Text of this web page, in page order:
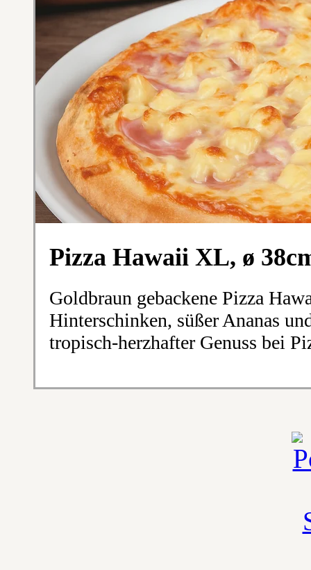
Pizza Hawaii XL, ø
Goldbraun gebackene Pizza
Hinterschinken, süßer Ananas
tropisch-herzhafter Genuss bei